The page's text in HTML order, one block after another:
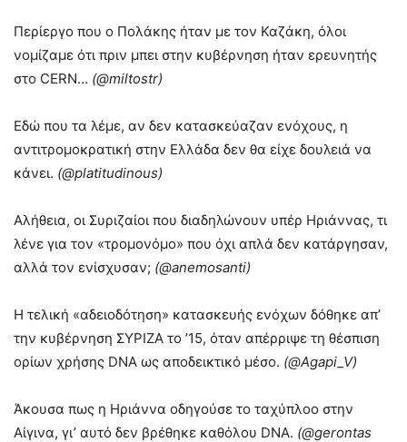
Περίεργο που ο Πολάκης ήταν με τον Καζάκη, όλοι
νομίζαμε ότι πριν μπει στην κυβέρνηση ήταν ερευνητής
στο CERN… (@miltostr)
Εδώ που τα λέμε, αν δεν κατασκεύαζαν ενόχους, η
αντιτρομοκρατική στην Ελλάδα δεν θα είχε δουλειά να
κάνει. (@platitudinous)
Αλήθεια, οι Συριζαίοι που διαδηλώνουν υπέρ Ηριάννας, τι
λένε για τον «τρομονόμο» που όχι απλά δεν κατάργησαν,
αλλά τον ενίσχυσαν; (@anemosanti)
Η τελική «αδειοδότηση» κατασκευής ενόχων δόθηκε απ’
την κυβέρνηση ΣΥΡΙΖΑ το ’15, όταν απέρριψε τη θέσπιση
ορίων χρήσης DNA ως αποδεικτικό μέσο. (@Agapi_V)
Άκουσα πως η Ηριάννα οδηγούσε το ταχύπλοο στην
Αίγινα, γι’ αυτό δεν βρέθηκε καθόλου DNA. (@gerontas